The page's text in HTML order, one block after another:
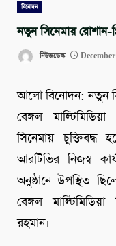
বিনোদন
নতুন সিনেমায় রোশান-
নিউজডেস্ক
আলো বিনোদন: নতুন
বেঙ্গল
সিনেমায় চুক্তিবদ্ধ
আরটিভির নিজস্ব
অনুষ্ঠানে উপস্থিত
বেঙ্গল
রহমান।